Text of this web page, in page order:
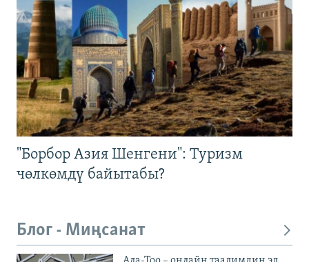
"Борбор Азия Шенгени": Туризм
чөлкөмдү байытабы?
Блог - Миңсанат